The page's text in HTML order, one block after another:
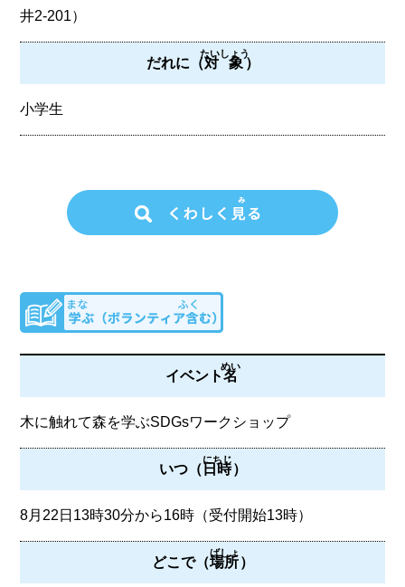
井2-201）
だれに（対象
たいしょう
）
小学生
イベント名
めい
木に触れて森を学ぶSDGsワークショップ
いつ（日時
にちじ
）
8月22日13時30分から16時（受付開始13時）
どこで（場所
ばしょ
）